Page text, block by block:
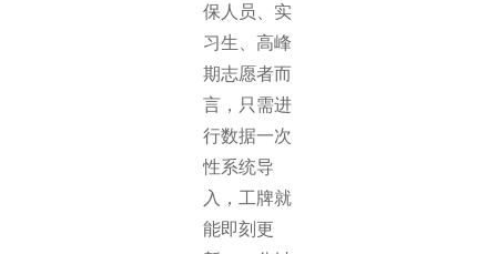
保人员、实
习生、高峰
期志愿者而
言，只需进
行数据一次
性系统导
入，工牌就
能即刻更